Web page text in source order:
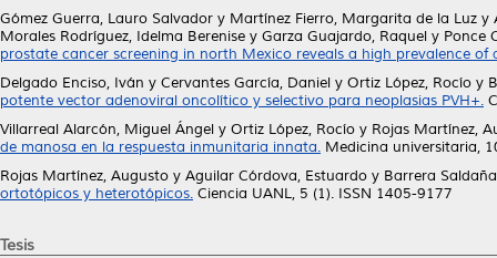
Gómez Guerra, Lauro Salvador y Martínez Fierro, Margarita de la Luz y
Morales Rodríguez, Idelma Berenise y Garza Guajardo, Raquel y Ponce
prostate cancer screening in north Mexico reveals a high prevalence of
Delgado Enciso, Iván y Cervantes García, Daniel y Ortiz López, Rocío y
potente vector adenoviral oncolítico y selectivo para neoplasias PVH+.
Villarreal Alarcón, Miguel Ángel y Ortiz López, Rocío y Rojas Martínez,
de manosa en la respuesta inmunitaria innata. Medicina universitaria,
Rojas Martínez, Augusto y Aguilar Córdova, Estuardo y Barrera
ortotópicos y heterotópicos. Ciencia UANL, 5 (1). ISSN 1405-9177
Tesis